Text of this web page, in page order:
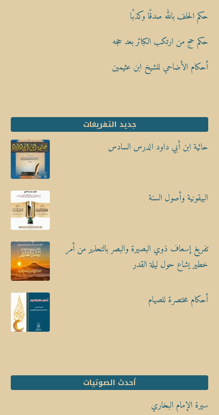
حكم الحلف بالله صدقًا وكذبًا
حكم حج من ارتكب الكبائر بعد حجه
أحكام الأضاحي للشيخ ابن عثيمين
جديد التفريغات
حائية ابن أبي داود الدرس السادس
البيقونية وأصول السنة
تفريغ إسعاف ذوي البصيرة والبصر بالتحذير من أمر
خطير يشاع حول ليلة القدر
أحكام مختصرة للصيام
أحدث الصوتيات
سيرة الإمام البخاري